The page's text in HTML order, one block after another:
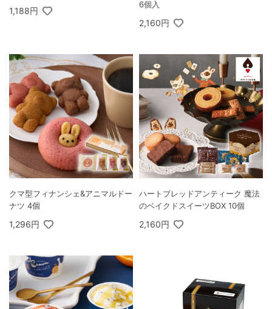
1,188円
6個入
2,160円
クマ型フィナンシェ&アニマルドー
ナツ 4個
1,296円
ハートブレッドアンティーク 魔法
のベイクドスイーツBOX 10個
2,160円